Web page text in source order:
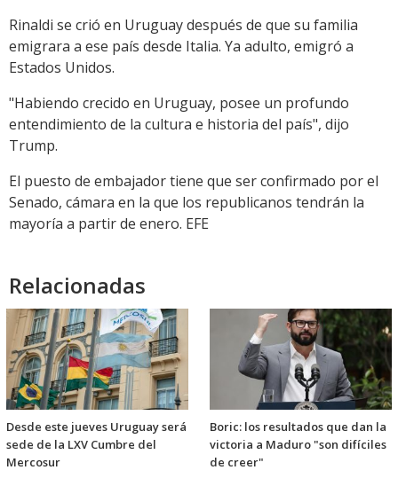
Rinaldi se crió en Uruguay después de que su familia
emigrara a ese país desde Italia. Ya adulto, emigró a
Estados Unidos.
"Habiendo crecido en Uruguay, posee un profundo
entendimiento de la cultura e historia del país", dijo
Trump.
El puesto de embajador tiene que ser confirmado por el
Senado, cámara en la que los republicanos tendrán la
mayoría a partir de enero. EFE
Relacionadas
Desde este jueves Uruguay será
sede de la LXV Cumbre del
Mercosur
Boric: los resultados que dan la
victoria a Maduro "son difíciles
de creer"